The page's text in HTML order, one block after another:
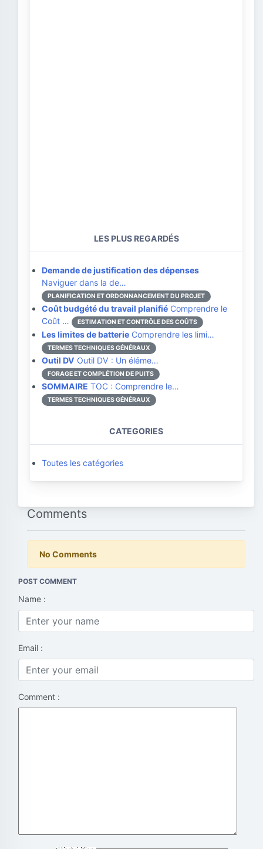
LES PLUS REGARDÉS
Demande de justification des dépenses
Naviguer dans la de…
PLANIFICATION ET ORDONNANCEMENT DU PROJET
Coût budgété du travail planifié Comprendre le
Coût …
ESTIMATION ET CONTRÔLE DES COÛTS
Les limites de batterie Comprendre les limi…
TERMES TECHNIQUES GÉNÉRAUX
Outil DV Outil DV : Un éléme…
FORAGE ET COMPLÉTION DE PUITS
SOMMAIRE TOC : Comprendre le…
TERMES TECHNIQUES GÉNÉRAUX
CATEGORIES
Toutes les catégories
Comments
No Comments
POST COMMENT
Name :
Email :
Comment :